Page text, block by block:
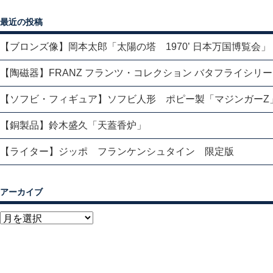
最近の投稿
【ブロンズ像】岡本太郎「太陽の塔 1970’ 日本万国博覧会」
【陶磁器】FRANZ フランツ・コレクション バタフライシリ
【ソフビ・フィギュア】ソフビ人形 ポピー製「マジンガーZ
【銅製品】鈴木盛久「天蓋香炉」
【ライター】ジッポ フランケンシュタイン 限定版
アーカイブ